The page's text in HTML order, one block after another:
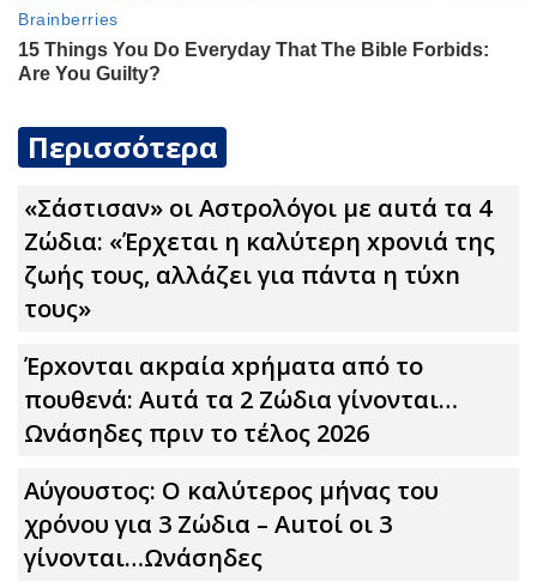
Περισσότερα
«Σάστισαν» οι Αστρολόγοι με αuτά τα 4
Zώδια: «Έρχεται η καλύτερη xpoνιά της
ζωής τους, αλλάζει για πάντα η τύxn
τους»
Έρxoνται ακpαία xpήματα από το
πουθενά: Αuτά τα 2 Zώδια γίνονται…
Ωνάσηδες πριν το τέλος 2026
Αύγουστος: Ο καλύτερος μήνας του
χρόνου για 3 Zώδια – Αuτοί οι 3
γίνονται…Ωνάσηδες